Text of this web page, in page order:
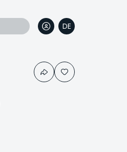
DE
IT
EN
FR